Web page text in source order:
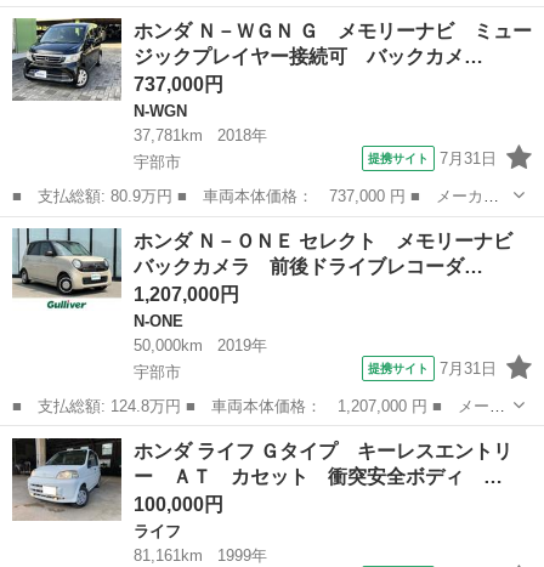
ー名： ホンダ ■ 車種名： シビック ■ グレード名： ｅ：ＨＥ
Ｖ 禁煙車 ホンダセンシング 純正メモリーナビ Ｂｌｕｅｔｏｏ
ｔｈ接続...
山口 岩国市 シビック
ホンダ Ｎ－ＷＧＮ Ｇ メモリーナビ ミュー
ジックプレイヤー接続可 バックカメ…
737,000円
N-WGN
37,781km
2018年
宇部市
提携サイト 7月31日
■ 支払総額: 80.9万円 ■ 車両本体価格： 737,000 円 ■ メーカー
名： ホンダ ■ 車種名： Ｎ－ＷＧＮ ■ グレード名： Ｇ メモ
リーナビ ミュージックプレイヤー接続可 バックカメラ ＥＴＣ
記録簿 ■ ...
山口 宇部市 N-WGN
ホンダ Ｎ－ＯＮＥ セレクト メモリーナビ
バックカメラ 前後ドライブレコーダ…
1,207,000円
N-ONE
50,000km
2019年
宇部市
提携サイト 7月31日
■ 支払総額: 124.8万円 ■ 車両本体価格： 1,207,000 円 ■ メーカ
ー名： ホンダ ■ 車種名： Ｎ－ＯＮＥ ■ グレード名： セレク
ト メモリーナビ バックカメラ 前後ドライブレコーダー ビルト
インＥＴ...
山口 宇部市 N-ONE
ホンダ ライフ Ｇタイプ キーレスエントリ
ー ＡＴ カセット 衝突安全ボディ …
100,000円
ライフ
81,161km
1999年